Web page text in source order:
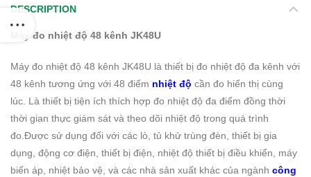
DESCRIPTION
Máy đo nhiệt độ 48 kênh JK48U
Máy đo nhiệt độ 48 kênh JK48U là thiết bị đo nhiệt độ đa kênh với
48 kênh tương ứng với 48 điểm nhiệt độ cần đo hiển thị cùng
lúc. Là thiết bị tiện ích thích hợp đo nhiệt độ đa điểm đồng thời
thời gian thực giám sát và theo dõi nhiệt độ trong quá trình
đo.Được sử dụng đối với các lò, tủ khử trùng đèn, thiết bị gia
dụng, động cơ điện, thiết bị điện, nhiệt độ thiết bị điều khiển, máy
biến áp, nhiệt bảo vệ, và các nhà sản xuất khác của ngành công